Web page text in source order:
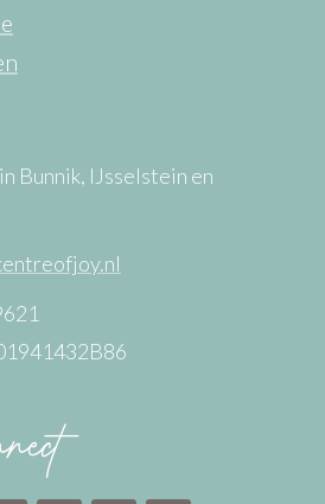
Bunnik, IJsselstein en